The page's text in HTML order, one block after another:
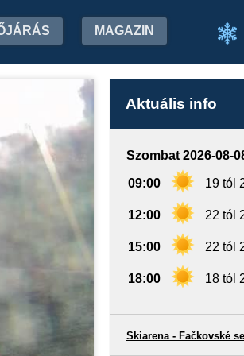
MAGAZIN
Aktuális info
Szombat 2026-08-
09:00 19 tól
12:00 22 tól
15:00 22 tól
18:00 18 tól
Skiarena - Fačkovské